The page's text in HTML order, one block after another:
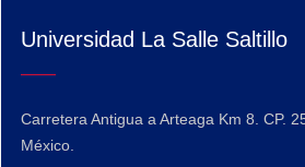
Universidad La Salle Saltillo
Carretera Antigua a Arteaga Km 8. CP.
México.